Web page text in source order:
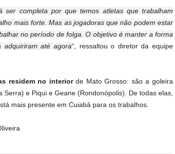
ser completa por que temos atletas que trabalham
mais forte. Mas as jogadoras que não podem estar
no período de folga. O objetivo é manter a forma
até agora", ressaltou o diretor da equipe
residem no interiorde Mato Grosso: são a goleira
e Piqui e Geane (Rondonópolis). De todas elas,
mais presente em Cuiabá para os trabalhos.